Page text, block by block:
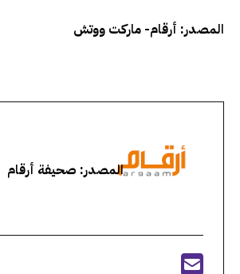
المصدر: أرقام- ماركت ووتش
المصدر: صحيفة أرقام